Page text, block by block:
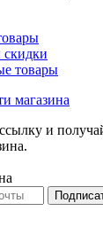
скидки
товары
магазина
и